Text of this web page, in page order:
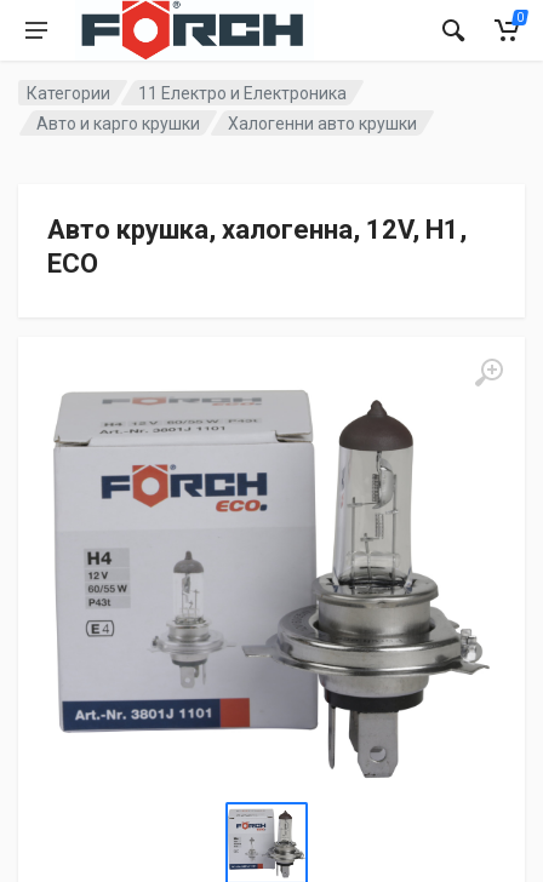
0
Категории
11 Електро и Електроника
Авто и карго крушки
Халогенни авто крушки
Авто крушка, халогенна, 12V, H1,
ECO